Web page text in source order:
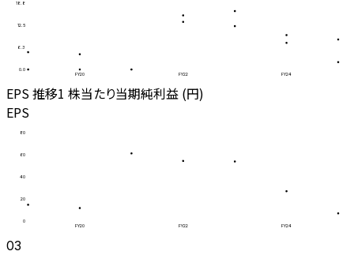
0.0
6.3
12.5
18.8
FY20 FY22 FY24
EPS 推移1 株当たり当期純利益 (円)
EPS
0
20
40
60
80
FY20 FY22 FY24
03